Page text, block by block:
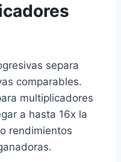
separa
comparables.
multiplicadores
a hasta 16x la
rendimientos